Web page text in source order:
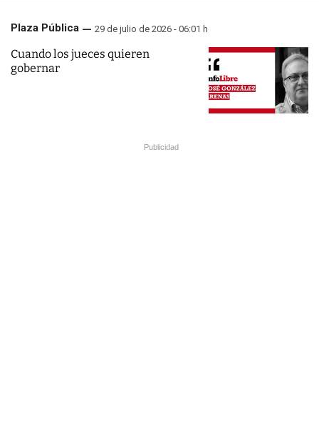
Plaza Pública 29 de julio de 2026 - 06:01 h
Cuando los jueces quieren
gobernar
Publicidad